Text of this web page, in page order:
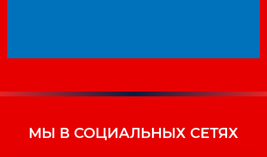
МЫ В СОЦИАЛЬНЫХ СЕТЯХ